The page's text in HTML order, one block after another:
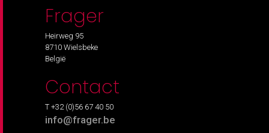
Frager
Heirweg 95
8710 Wielsbeke
België
Contact
T +32 (0)56 67 40 50
info@frager.be